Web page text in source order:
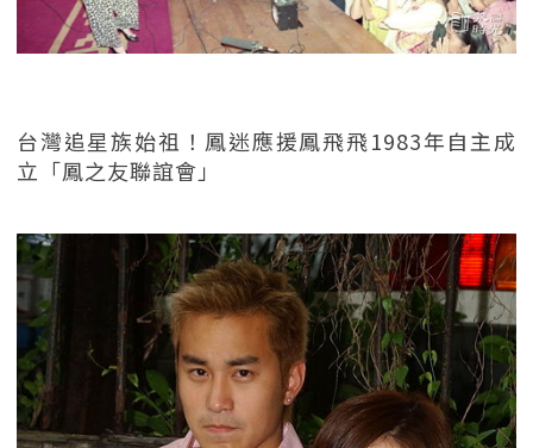
台灣追星族始祖！鳳迷應援鳳飛飛1983年自主成
立「鳳之友聯誼會」